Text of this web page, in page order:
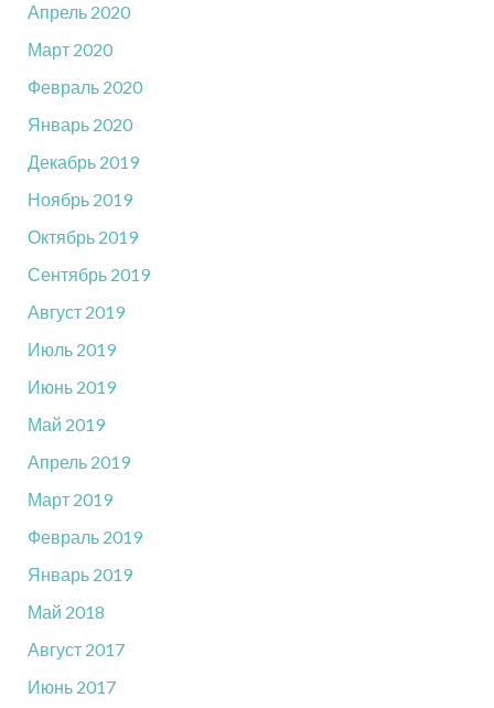
Апрель 2020
Март 2020
Февраль 2020
Январь 2020
Декабрь 2019
Ноябрь 2019
Октябрь 2019
Сентябрь 2019
Август 2019
Июль 2019
Июнь 2019
Май 2019
Апрель 2019
Март 2019
Февраль 2019
Январь 2019
Май 2018
Август 2017
Июнь 2017